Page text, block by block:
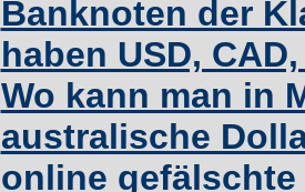
Banknoten der
haben USD,
Wo kann man in
australische
online